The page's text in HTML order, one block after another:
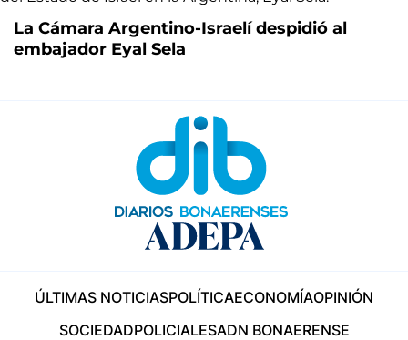
La Cámara Argentino-Israelí despidió al
embajador Eyal Sela
ÚLTIMAS NOTICIASPOLÍTICAECONOMÍAOPINIÓN
SOCIEDADPOLICIALESADN BONAERENSE